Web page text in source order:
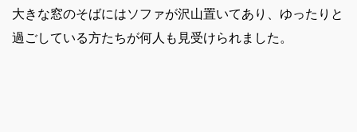
大きな窓のそばにはソファが沢山置いてあり、ゆったりと
過ごしている方たちが何人も見受けられました。